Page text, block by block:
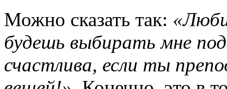
Можно сказать так:
будешь выбирать мне
счастлива, если ты